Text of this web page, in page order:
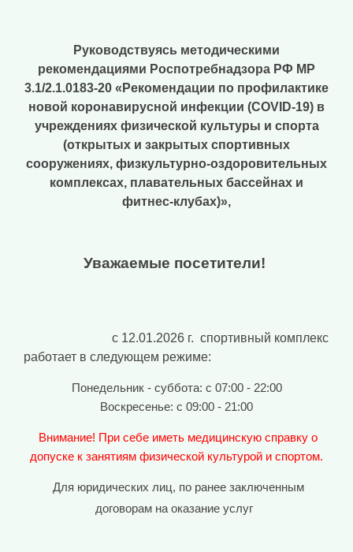
Руководствуясь методическими
рекомендациями Роспотребнадзора РФ МР
3.1/2.1.0183-20 «Рекомендации по профилактике
новой коронавирусной инфекции (COVID-19) в
учреждениях физической культуры и спорта
(открытых и закрытых спортивных
сооружениях, физкультурно-оздоровительных
комплексах, плавательных бассейнах и
фитнес-клубах)»,
Уважаемые посетители!
с 12.01.2026 г. спортивный комплекс
работает в следующем режиме:
Понедельник - суббота: с 07:00 - 22:00
Воскресенье: с 09:00 - 21:00
Внимание! При себе иметь медицинскую справку о
допуске к занятиям физической культурой и спортом.
Для юридических лиц, по ранее заключенным
договорам на оказание услуг